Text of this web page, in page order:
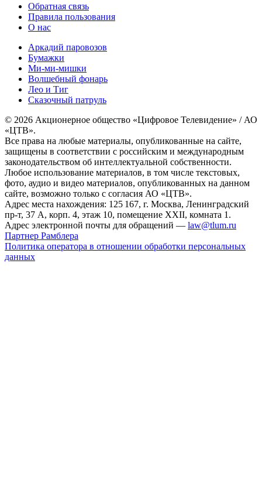
Обратная связь
Правила пользования
О нас
Аркадий паровозов
Бумажки
Ми-ми-мишки
Волшебный фонарь
Лео и Тиг
Сказочный патруль
© 2026 Акционерное общество «Цифровое Телевидение» / АО
«ЦТВ».
Все права на любые материалы, опубликованные на сайте,
защищены в соответствии с российским и международным
законодательством об интеллектуальной собственности.
Любое использование материалов, в том числе текстовых,
фото, аудио и видео материалов, опубликованных на данном
сайте, возможно только с согласия АО «ЦТВ».
Адрес места нахождения: 125 167, г. Москва, Ленинградский
пр-т, 37 А, корп. 4, этаж 10, помещение XXII, комната 1.
Адрес электронной почты для обращений — law@tlum.ru
Партнер Рамблера
Политика оператора в отношении обработки персональных
данных